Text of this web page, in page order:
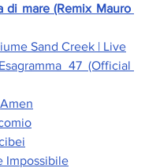
di mare (Remix Mauro
Sand Creek | Live
47 (Official
Amen
Impossibile